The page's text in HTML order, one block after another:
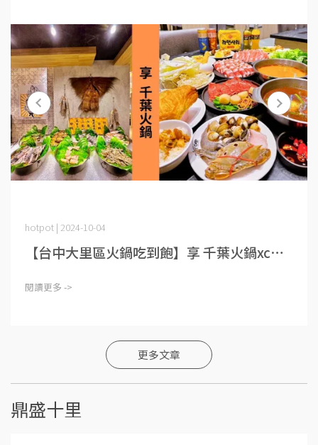
hotpot | 2024-10-04
【台中大里區火鍋吃到飽】享 千葉火鍋xc⋯
閱讀更多 ->
更多文章
鼎盛十里